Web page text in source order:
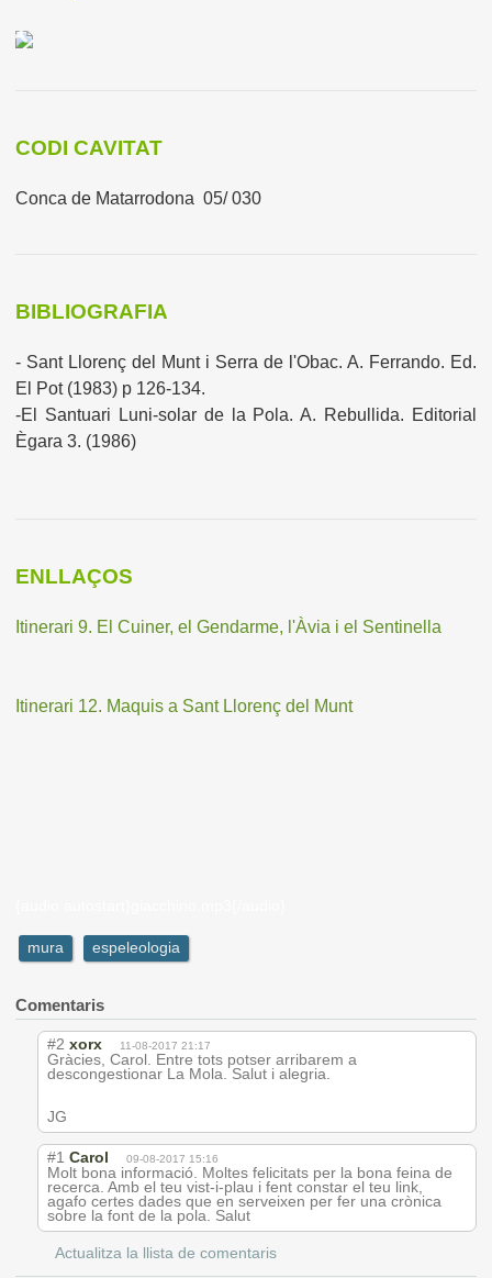
CODI CAVITAT
Conca de Matarrodona 05/ 030
BIBLIOGRAFIA
- Sant Llorenç del Munt i Serra de l'Obac. A. Ferrando. Ed.
El Pot (1983) p 126-134.
-El Santuari Luni-solar de la Pola. A. Rebullida. Editorial
Ègara 3. (1986)
ENLLAÇOS
Itinerari 9. El Cuiner, el Gendarme, l'Àvia i el Sentinella
Itinerari 12. Maquis a Sant Llorenç del Munt
mura espeleologia
Comentaris
#2 xorx 11-08-2017 21:17
Gràcies, Carol. Entre tots potser arribarem a
descongestionar La Mola. Salut i alegria.
JG
#1 Carol 09-08-2017 15:16
Molt bona informació. Moltes felicitats per la bona feina de
recerca. Amb el teu vist-i-plau i fent constar el teu link,
agafo certes dades que en serveixen per fer una crònica
sobre la font de la pola. Salut
Actualitza la llista de comentaris